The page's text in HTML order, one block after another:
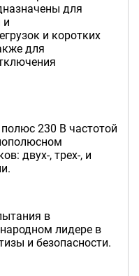
для
и
и коротких
для
230 В частотой
двух-, трех-, и
в
лидере в
и безопасности.